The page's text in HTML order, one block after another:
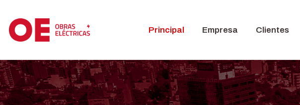
Principal Empresa Clientes